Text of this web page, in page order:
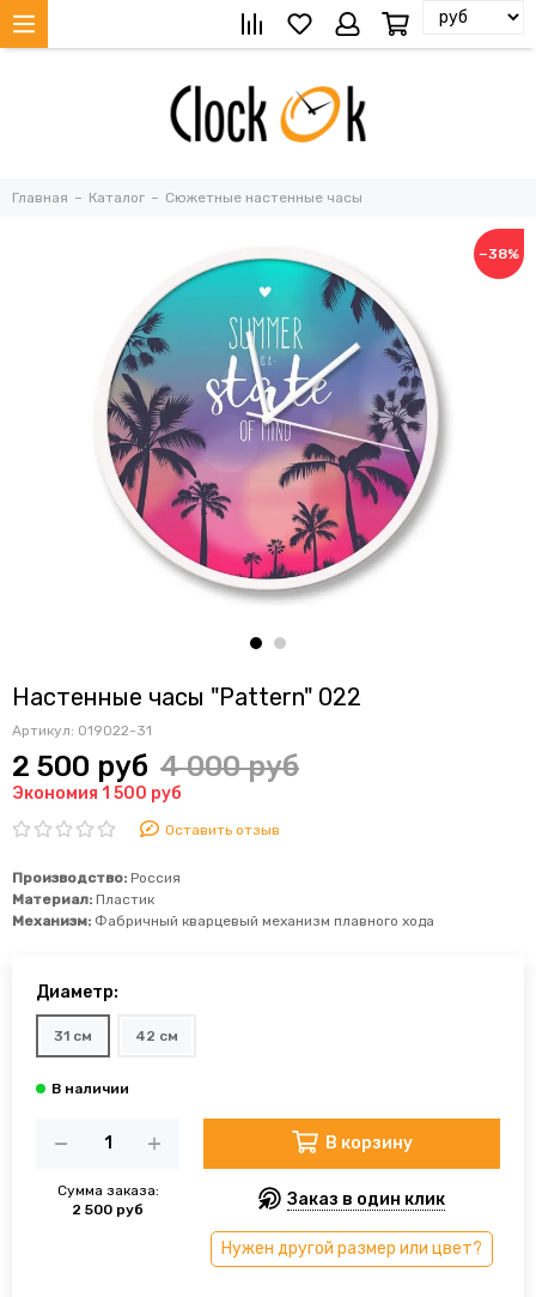
Главная Каталог Сюжетные настенные часы
−38%
Настенные часы "Pattern" 022
Артикул: 019022-31
2 500 руб 4 000 руб
Экономия 1 500 руб
Оставить отзыв
Производство: Россия
Материал: Пластик
Механизм: Фабричный кварцевый механизм плавного хода
Диаметр:
31 см 42 см
Сумма заказа:
2 500 руб
В корзину
Заказ в один клик
Нужен другой размер или цвет?